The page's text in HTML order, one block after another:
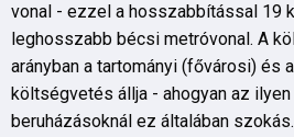
vonal - ezzel a hosszabbítással 19
leghosszabb bécsi metróvonal. A
arányban a tartományi (fővárosi) és
költségvetés állja - ahogyan az
beruházásoknál ez általában szokás.